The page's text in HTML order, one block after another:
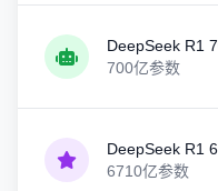
DeepSeek R1
700亿参数
DeepSeek R1
6710亿参数